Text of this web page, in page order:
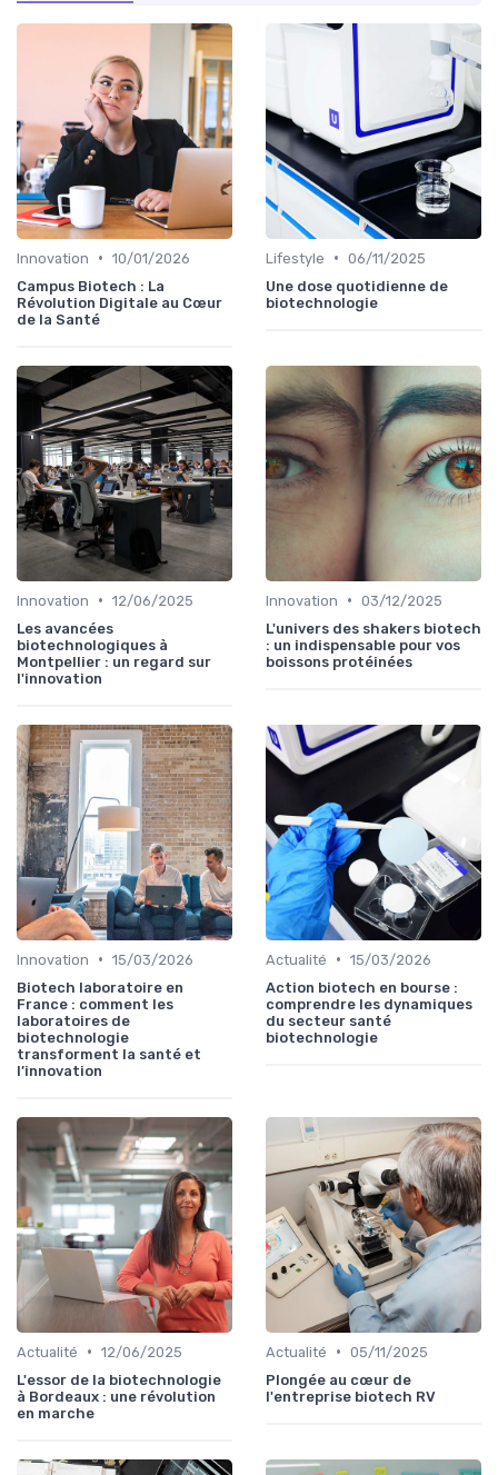
Innovation • 10/01/2026
Campus Biotech : La
Révolution Digitale au Cœur
de la Santé
Lifestyle • 06/11/2025
Une dose quotidienne de
biotechnologie
Innovation • 12/06/2025
Les avancées
biotechnologiques à
Montpellier : un regard sur
l'innovation
Innovation • 03/12/2025
L'univers des shakers biotech
: un indispensable pour vos
boissons protéinées
Innovation • 15/03/2026
Biotech laboratoire en
France : comment les
laboratoires de
biotechnologie
transforment la santé et
l’innovation
Actualité • 15/03/2026
Action biotech en bourse :
comprendre les dynamiques
du secteur santé
biotechnologie
Actualité • 12/06/2025
L'essor de la biotechnologie
à Bordeaux : une révolution
en marche
Actualité • 05/11/2025
Plongée au cœur de
l'entreprise biotech RV